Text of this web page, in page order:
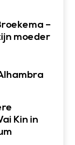
–
moeder
Kin in